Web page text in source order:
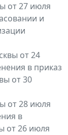
от 27 июля
и
от 24
в приказ
от 30
от 28 июля
в
от 26 июля